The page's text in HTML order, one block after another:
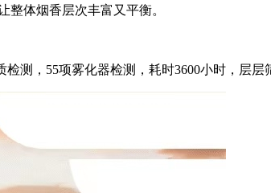
体烟香层次丰富又平衡。
测，55项雾化器检测，耗时3600小时，层层